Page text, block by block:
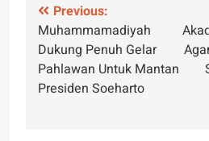
Post
navigation
Previous:
Muhammamadiyah
Dukung Penuh Gelar
Pahlawan Untuk Mantan
Presiden Soeharto